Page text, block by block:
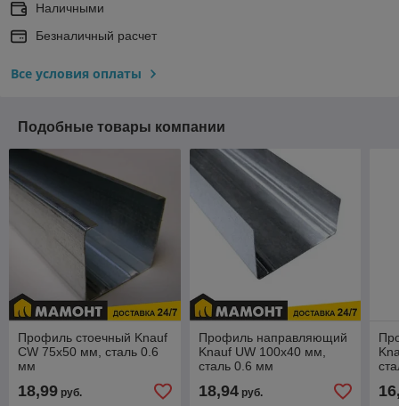
Наличными
Безналичный расчет
Все условия оплаты
Подобные товары компании
Профиль стоечный Knauf
CW 75x50 мм, сталь 0.6
мм
18,99 руб.
Профиль направляющий
Knauf UW 100x40 мм,
сталь 0.6 мм
18,94руб.